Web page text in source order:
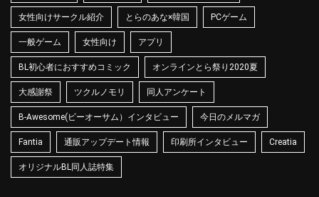
女性向けサークル紹介 とらのあな×韓国 PCゲーム
一般ゲーム 女性向け アプリ
BL初心者におすすめコミック オンラインとら祭り2020夏
大感謝祭 ツクルノモリ 同人アンケート
B-Awesome(ビーオーサム）インタビュー 今日のメルマガ
Fantia 通販アップデート情報 印刷所インタビュー Creatia
オリジナルBL同人誌特集